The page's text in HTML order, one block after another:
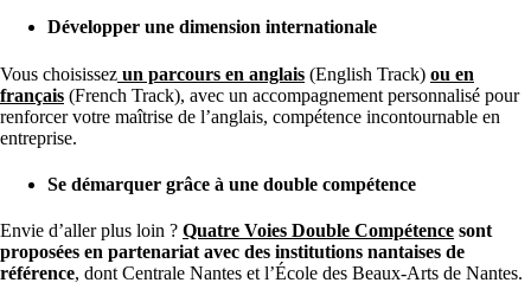
Développer une dimension internationale
Vous choisissez un parcours en anglais (English Track) ou en
français (French Track), avec un accompagnement personnalisé pour
renforcer votre maîtrise de l’anglais, compétence incontournable en
entreprise.
Se démarquer grâce à une double compétence
Envie d’aller plus loin ? Quatre Voies Double Compétence sont
proposées en partenariat avec des institutions nantaises de
référence, dont Centrale Nantes et l’École des Beaux-Arts de Nantes.